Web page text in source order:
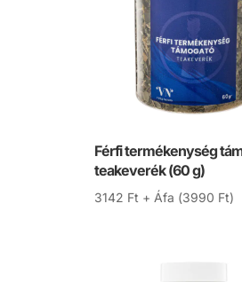
Férfi termékenység
teakeverék (60 g)
3142 Ft + Áfa (3990 Ft)